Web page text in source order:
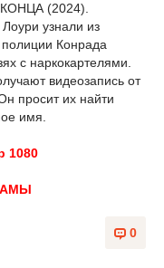
(2024).
узнали из
полиции Конрада
с наркокартелями.
видеозапись от
просит их найти
имя.
1080
0